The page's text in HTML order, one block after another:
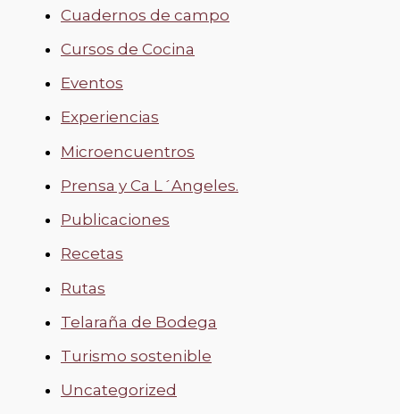
Cuadernos de campo
Cursos de Cocina
Eventos
Experiencias
Microencuentros
Prensa y Ca L´Angeles.
Publicaciones
Recetas
Rutas
Telaraña de Bodega
Turismo sostenible
Uncategorized